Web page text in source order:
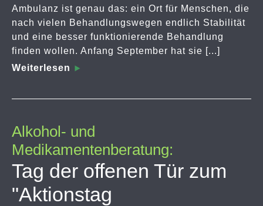
Ambulanz ist genau das: ein Ort für Menschen, die
nach vielen Behandlungswegen endlich Stabilität
und eine besser funktionierende Behandlung
finden wollen. Anfang September hat sie [...]
Weiterlesen
Alkohol- und
Medikamentenberatung:
Tag der offenen Tür zum
"Aktionstag